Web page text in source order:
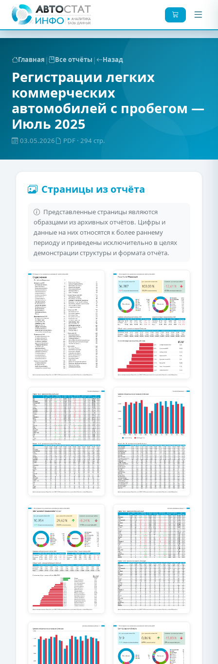
Главная | Все отчёты | Назад
Регистрации легких
коммерческих
автомобилей с пробегом —
Июль 2025
03.05.2026 PDF · 294 стр.
Страницы из отчёта
Представленные страницы являются
образцами из архивных отчётов. Цифры и
данные на них относятся к более раннему
периоду и приведены исключительно в целях
демонстрации структуры и формата отчёта.